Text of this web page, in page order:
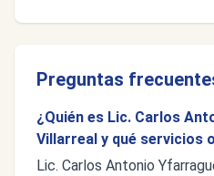
Preguntas
¿Quién es Lic. Carlos
Villarreal y qué servicios
Lic. Carlos Antonio